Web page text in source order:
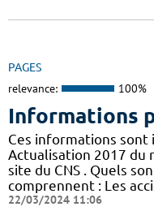
PAGES
relevance: 100%
Informations
Ces informations sont
Actualisation 2017 du
site du CNS . Quels
comprennent : Les
22/03/2024 11:06